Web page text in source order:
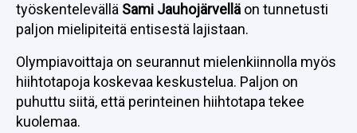
työskentelevällä Sami Jauhojärvellä on tunnetusti
paljon mielipiteitä entisestä lajistaan.
Olympiavoittaja on seurannut mielenkiinnolla myös
hiihtotapoja koskevaa keskustelua. Paljon on
puhuttu siitä, että perinteinen hiihtotapa tekee
kuolemaa.